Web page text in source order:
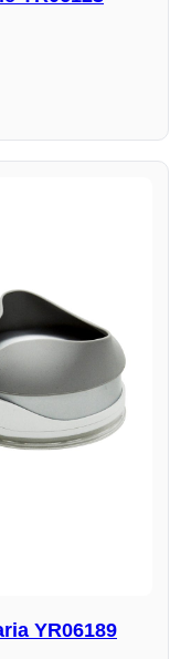
YR06189